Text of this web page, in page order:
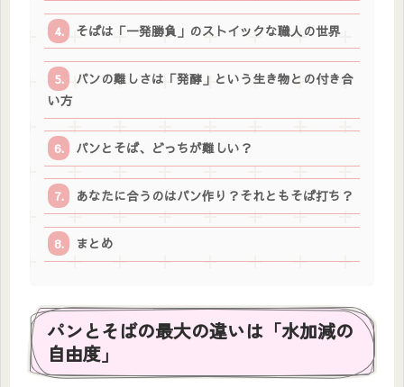
そばは「一発勝負」のストイックな職人の世界
パンの難しさは「発酵」という生き物との付き合
い方
パンとそば、どっちが難しい？
あなたに合うのはパン作り？それともそば打ち？
まとめ
パンとそばの最大の違いは「水加減の
自由度」